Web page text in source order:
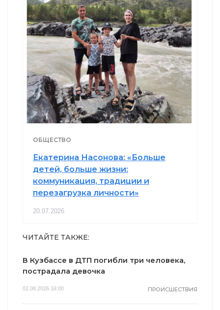
ОБЩЕСТВО
Екатерина Насонова: «Больше
детей, больше жизни:
коммуникация, традиции и
перезагрузка личности»
20.07.2026
ЧИТАЙТЕ ТАКЖЕ:
В Кузбассе в ДТП погибли три человека,
пострадала девочка
02.08.2026 16:00 ПРОИСШЕСТВИЯ